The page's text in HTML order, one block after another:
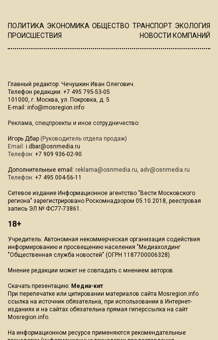
ПОЛИТИКА ЭКОНОМИКА ОБЩЕСТВО ТРАНСПОРТ ЭКОЛОГИЯ
ПРОИСШЕСТВИЯ
НОВОСТИ КОМПАНИЙ
Главный редактор: Чечушкин Иван Олегович.
Телефон редакции: +7 495 795-53-05
101000, г. Москва, ул. Покровка, д. 5
E-mail: info@mosregion.info
Реклама, спецпроекты и иное сотрудничество:
Игорь Дбар (Руководитель отдела продаж)
Email: i.dbar@osnmedia.ru
Телефон: +7 909 936-02-90
Дополнительные email: reklama@osnmedia.ru, adv@osnmedia.ru
Телефон: +7 495 004-56-11
Сетевое издание Информационное агентство "Вести Московского
региона" зарегистрировано Роскомнадзором 05.10.2018, реестровая
запись ЭЛ № ФС77-73861.
18+
Учредитель: Автономная некоммерческая организация содействия
информированию и просвещению населения "Медиахолдинг
"Общественная служба новостей" (ОГРН 1187700006328).
Мнение редакции может не совпадать с мнением авторов.
Скачать презентацию: Медиа-кит
При перепечатке или цитировании материалов сайта Mosregion.info
ссылка на источник обязательна, при использовании в Интернет-
изданиях и на сайтах обязательна прямая гиперссылка на сайт
Mosregion.info.
На информационном ресурсе применяются рекомендательные